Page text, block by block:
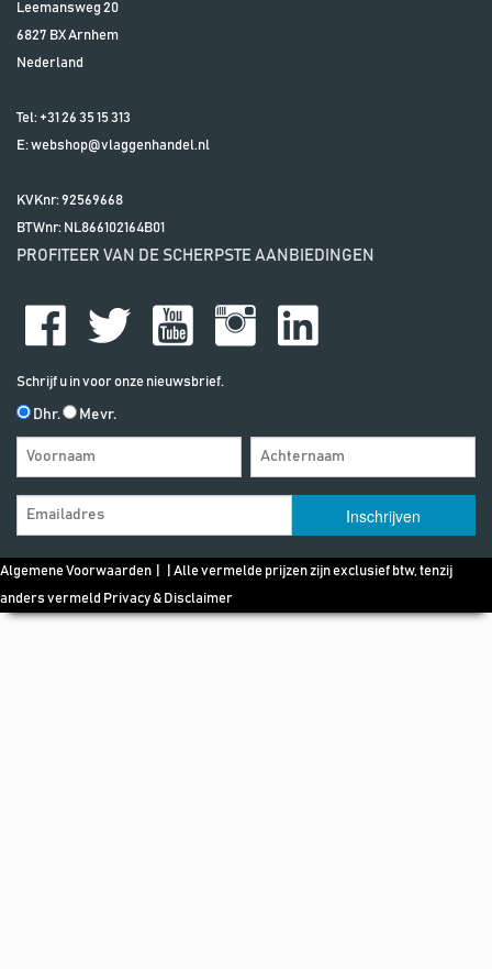
Leemansweg 20
6827 BXArnhem
Nederland
Tel: +31 26 35 15 313
E:webshop@vlaggenhandel.nl
KVKnr: 92569668
BTWnr: NL866102164B01
PROFITEER VAN DE SCHERPSTE AANBIEDINGEN
Schrijf u in voor onze nieuwsbrief.
Dhr. Mevr.
Algemene Voorwaarden | | Alle vermelde prijzen zijn exclusief btw, tenzij
anders vermeld Privacy & Disclaimer